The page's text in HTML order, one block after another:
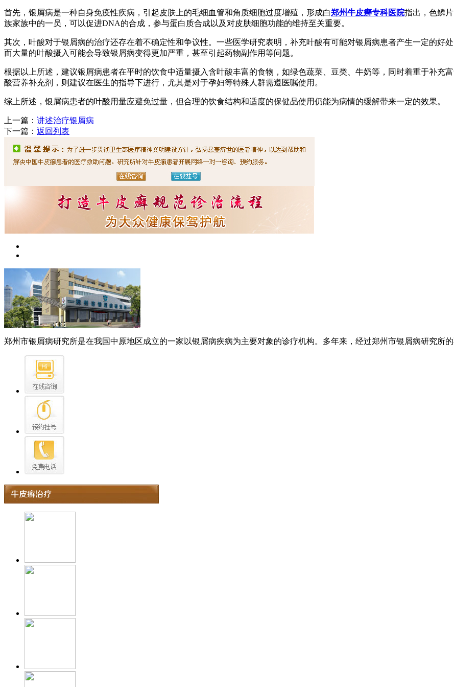
首先，银屑病是一种自身免疫性疾病，引起皮肤上的毛细血管和角质细胞过度增殖，形成白郑州牛皮癣专科医院指出，色鳞
族家族中的一员，可以促进DNA的合成，参与蛋白质合成以及对皮肤细胞功能的维持至关重要。
其次，叶酸对于银屑病的治疗还存在着不确定性和争议性。一些医学研究表明，补充叶酸有可能对银屑病患者产生一定的好
而大量的叶酸摄入可能会导致银屑病变得更加严重，甚至引起药物副作用等问题。
根据以上所述，建议银屑病患者在平时的饮食中适量摄入含叶酸丰富的食物，如绿色蔬菜、豆类、牛奶等，同时着重于补充
酸营养补充剂，则建议在医生的指导下进行，尤其是对于孕妇等特殊人群需遵医嘱使用。
综上所述，银屑病患者的叶酸用量应避免过量，但合理的饮食结构和适度的保健品使用仍能为病情的缓解带来一定的效果。
上一篇： 讲述治疗银屑病
下一篇： 返回列表
郑州市银屑病研究所是在我国中原地区成立的一家以银屑病疾病为主要对象的诊疗机构。多年来，经过郑州市银屑病研究所